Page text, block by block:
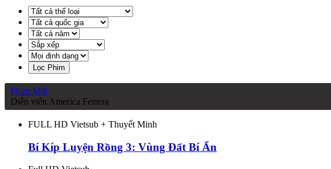
Lọc Phim
Phim Mới
Diễn viên America Ferrera
FULL HD Vietsub + Thuyết Minh
Bí Kíp Luyện Rồng 3: Vùng Đất Bí Ẩn